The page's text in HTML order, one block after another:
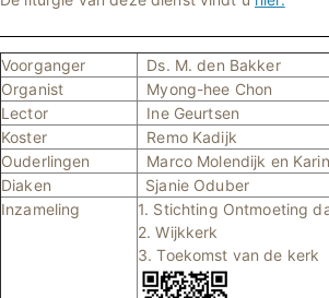
Voorganger
Ds. M. den Bakker
Organist
Myong-hee Chon
Lector
Ine Geurtsen
Koster
Remo Kadijk
Ouderlingen
Marco Molendijk en
Diaken
Sjanie Oduber
Inzameling
1. Stichting Ontmoeting
2. Wijkkerk
3. Toekomst van de kerk